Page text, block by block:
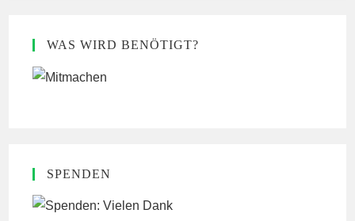
WAS WIRD BENÖTIGT?
SPENDEN